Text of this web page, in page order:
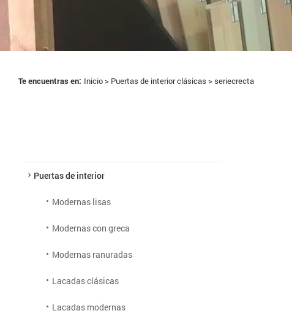
Te encuentras en: Inicio > Puertas de interior clásicas > seriecrecta
Puertas de interior
Modernas lisas
Modernas con greca
Modernas ranuradas
Lacadas clásicas
Lacadas modernas